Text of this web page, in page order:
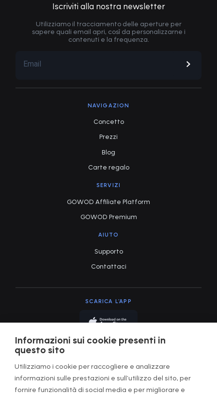
Informazioni sui cookie presenti in
questo sito
Utilizziamo i cookie per raccogliere e analizzare
informazioni sulle prestazioni e sull'utilizzo del sito, per
fornire funzionalità di social media e per migliorare e
Iscriviti alla nostra newsletter
Utilizziamo il tracciamento delle aperture per
sapere quali email apri, così da personalizzarne i
contenuti e la frequenza.
NAVIGAZION
Concetto
Prezzi
Blog
Carte regalo
SERVIZI
GOWOD Affiliate Platform
GOWOD Premium
AIUTO
Supporto
Contattaci
SCARICA L’APP